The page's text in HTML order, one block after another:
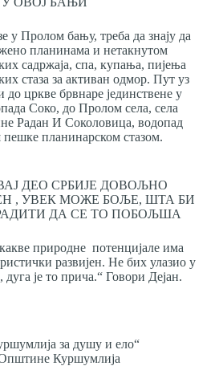
у Пролом бању, треба да знају да
планинама и нетакнутом
садржаја, спа, купања, пијења
стаза за активан одмор. Пут уз
цркве брвнаре јединствене у
Соко, до Пролом села, села
Радан И Соколовица, водопад
планинарском стазом.
ДЕО СРБИЈЕ ДОВОЉНО
, УВЕК МОЖЕ БОЉЕ, ШТА БИ
ДА СЕ ТО ПОБОЉША
природне потенцијале има
развијен. Не бих улазио у
дуга је то прича.“ Говори Дејан.
за душу и ело“
Куршумлија